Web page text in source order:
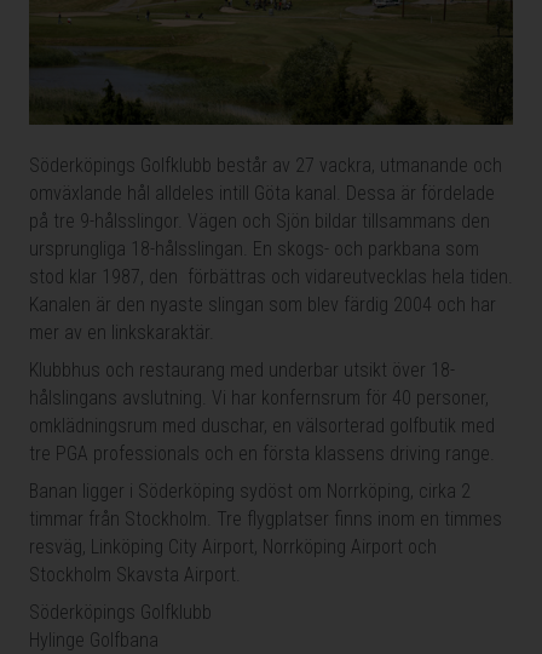
Söderköpings Golfklubb består av 27 vackra, utmanande och
omväxlande hål alldeles intill Göta kanal. Dessa är fördelade
på tre 9-hålsslingor. Vägen och Sjön bildar tillsammans den
ursprungliga 18-hålsslingan. En skogs- och parkbana som
stod klar 1987, den förbättras och vidareutvecklas hela tiden.
Kanalen är den nyaste slingan som blev färdig 2004 och har
mer av en linkskaraktär.
Klubbhus och restaurang med underbar utsikt över 18-
hålslingans avslutning. Vi har konfernsrum för 40 personer,
omklädningsrum med duschar, en välsorterad golfbutik med
tre PGA professionals och en första klassens driving range.
Banan ligger i Söderköping sydöst om Norrköping, cirka 2
timmar från Stockholm. Tre flygplatser finns inom en timmes
resväg, Linköping City Airport, Norrköping Airport och
Stockholm Skavsta Airport.
Söderköpings Golfklubb
Hylinge Golfbana